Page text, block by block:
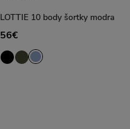
LOTTIE 10 body šortky modra
56€